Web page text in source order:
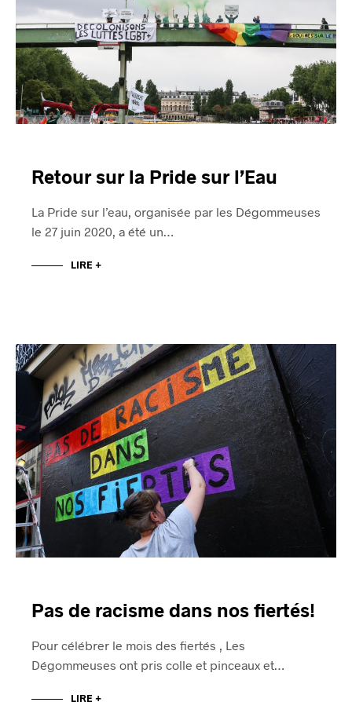
Retour sur la Pride sur l’Eau
La Pride sur l’eau, organisée par les Dégommeuses
le 27 juin 2020, a été un…
LIRE +
Pas de racisme dans nos fiertés!
Pour célébrer le mois des fiertés , Les
Dégommeuses ont pris colle et pinceaux et…
LIRE +